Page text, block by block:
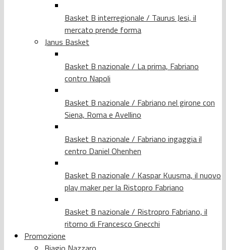
Basket B interregionale / Taurus Jesi, il
mercato prende forma
Janus Basket
Basket B nazionale / La prima, Fabriano
contro Napoli
Basket B nazionale / Fabriano nel girone con
Siena, Roma e Avellino
Basket B nazionale / Fabriano ingaggia il
centro Daniel Ohenhen
Basket B nazionale / Kaspar Kuusma, il nuovo
play maker per la Ristopro Fabriano
Basket B nazionale / Ristropro Fabriano, il
ritorno di Francesco Gnecchi
Promozione